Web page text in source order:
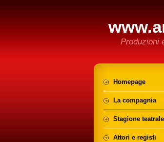
Produzioni
Homepage
La compagnia
Stagione teatrale
Attori e registi